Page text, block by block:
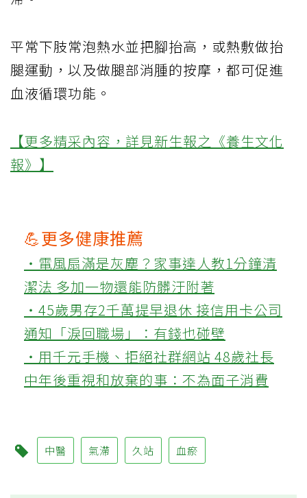
平常下肢常泡熱水並把腳抬高，或熱敷做抬
腿運動，以及做腿部消腫的按摩，都可促進
血液循環功能。
【更多精采內容，詳見新生報之《養生文化
報》】
💪更多健康推薦
‧電風扇滿是灰塵？家事達人教1分鐘清
潔法 多加一物還能防髒汙附著
‧45歲男存2千萬提早退休 接信用卡公司
通知「淚回職場」：有錢也碰壁
‧用千元手機、拒絕社群網站 48歲社長
中年後重視和放棄的事：不為面子消費
中醫 氣滯 久站 血瘀